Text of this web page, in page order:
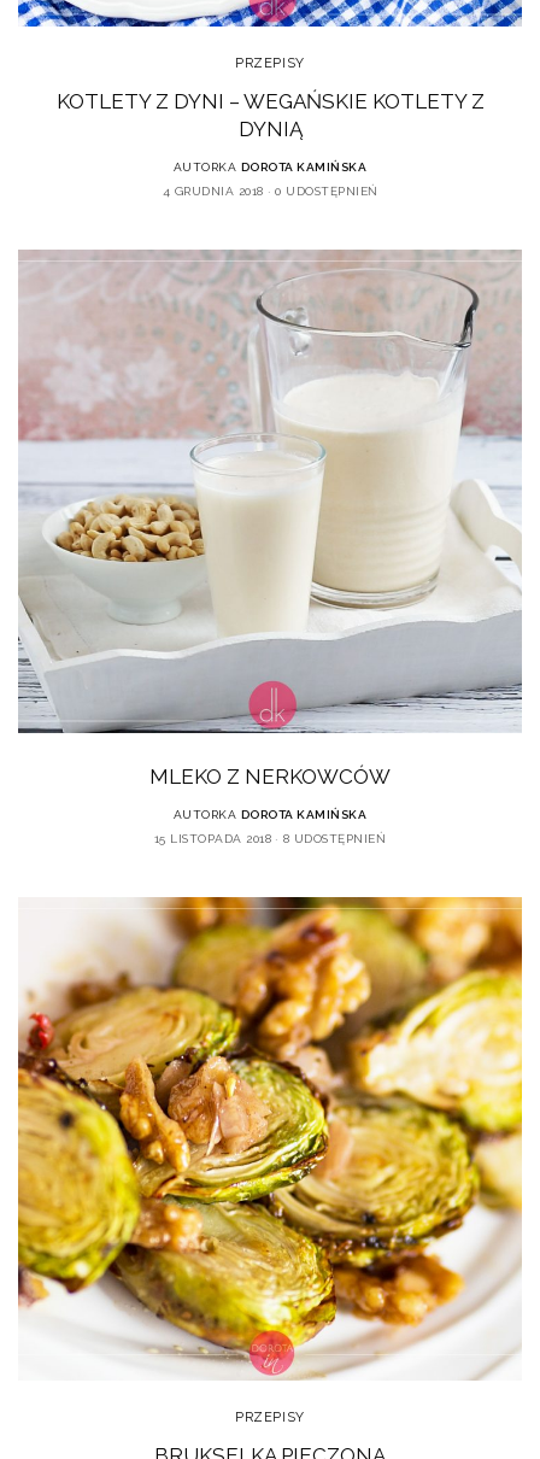
PRZEPISY
KOTLETY Z DYNI – WEGAŃSKIE KOTLETY Z
DYNIĄ
AUTORKA DOROTA KAMIŃSKA
4 GRUDNIA 2018
0 UDOSTĘPNIEŃ
MLEKO Z NERKOWCÓW
AUTORKA DOROTA KAMIŃSKA
15 LISTOPADA 2018
8 UDOSTĘPNIEŃ
PRZEPISY